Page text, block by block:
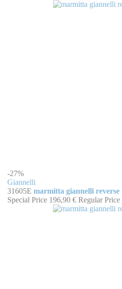
-27%
Giannelli
31605E marmitta giannelli reverse
Special Price 196,90 € Regular Price